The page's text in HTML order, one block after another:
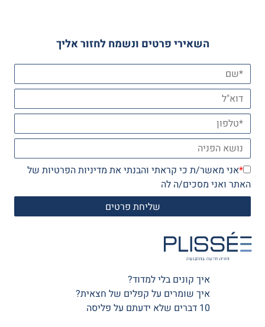
השאירי פרטים ונשמח לחזור אליך
*אני מאשר/ת כי קראתי והבנתי את מדיניות הפרטיות של
האתר ואני מסכים/ה לה
איך קונים בלי למדוד?
איך שומרים על קפלים של חצאית?
10 דברים שלא ידעתם על פליסה